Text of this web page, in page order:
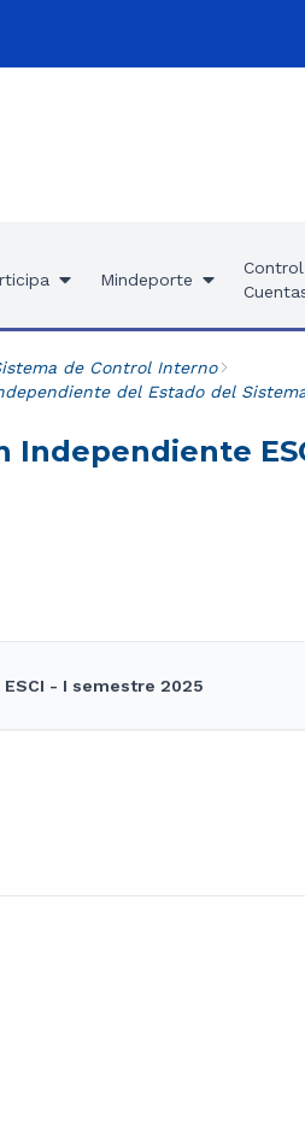
Mindeporte
de Control Interno
del Estado del
- I semestre 2025